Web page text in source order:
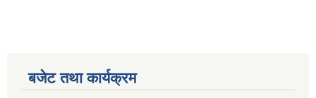
बजेट तथा कार्यक्रम